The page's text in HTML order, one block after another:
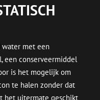
water met een
een conserveermiddel
is het mogelijk om
te halen zonder dat
het uitermate geschikt